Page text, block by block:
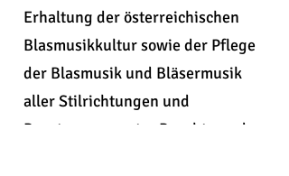
Erhaltung der österreichischen
Blasmusikkultur sowie der Pflege
der Blasmusik und Bläsermusik
aller Stilrichtungen und
Besetzungen unter Beachtung der